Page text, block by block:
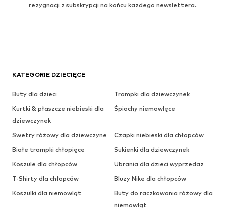
rezygnacji z subskrypcji na końcu każdego newslettera.
KATEGORIE DZIECIĘCE
Buty dla dzieci
Trampki dla dziewczynek
Kurtki & płaszcze niebieski dla
dziewczynek
Śpiochy niemowlęce
Swetry różowy dla dziewczyne
Czapki niebieski dla chłopców
Białe trampki chłopięce
Sukienki dla dziewczynek
Koszule dla chłopców
Ubrania dla dzieci wyprzedaż
T-Shirty dla chłopców
Bluzy Nike dla chłopców
Koszulki dla niemowląt
Buty do raczkowania różowy dla
niemowląt